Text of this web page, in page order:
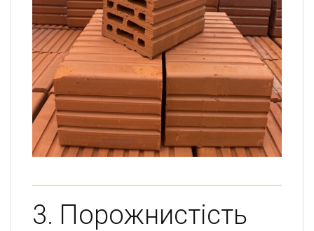
3. Порожнистість